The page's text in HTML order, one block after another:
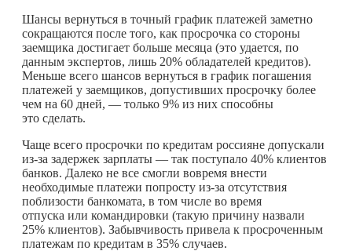
Шансы вернуться в точный график платежей заметно
сокращаются после того, как просрочка со стороны
заемщика достигает больше месяца (это удается, по
данным экспертов, лишь 20% обладателей кредитов).
Меньше всего шансов вернуться в график погашения
платежей у заемщиков, допустивших просрочку более
чем на 60 дней, — только 9% из них способны
это сделать.
Чаще всего просрочки по кредитам россияне допускали
из-за задержек зарплаты — так поступало 40% клиентов
банков. Далеко не все смогли вовремя внести
необходимые платежи попросту из-за отсутствия
поблизости банкомата, в том числе во время
отпуска или командировки (такую причину назвали
25% клиентов). Забывчивость привела к просроченным
платежам по кредитам в 35% случаев.